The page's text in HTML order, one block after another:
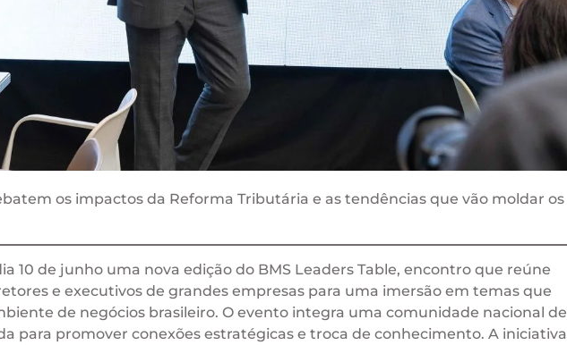
os impactos da Reforma Tributária e as tendências que vão moldar os
10 de junho uma nova edição do BMS Leaders Table, encontro que reúne
e executivos de grandes empresas para uma imersão em temas que
de negócios brasileiro. O evento integra uma comunidade nacional de
para promover conexões estratégicas e troca de conhecimento. A iniciativa